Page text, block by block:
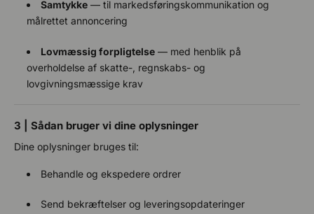
Samtykke — til markedsføringskommunikation og
målrettet annoncering
Lovmæssig forpligtelse — med henblik på
overholdelse af skatte-, regnskabs- og
lovgivningsmæssige krav
3 | Sådan bruger vi dine oplysninger
Dine oplysninger bruges til:
Behandle og ekspedere ordrer
Send bekræftelser og leveringsopdateringer